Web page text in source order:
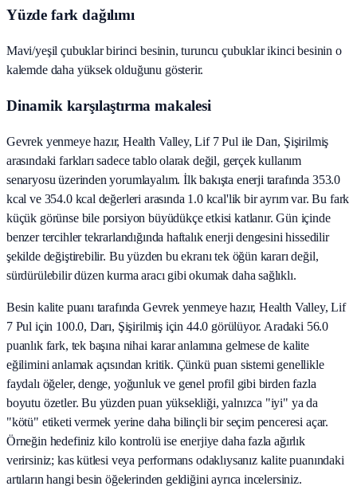
Yüzde fark dağılımı
Mavi/yeşil çubuklar birinci besinin, turuncu çubuklar ikinci besinin o
kalemde daha yüksek olduğunu gösterir.
Dinamik karşılaştırma makalesi
Gevrek yenmeye hazır, Health Valley, Lif 7 Pul ile Darı, Şişirilmiş
arasındaki farkları sadece tablo olarak değil, gerçek kullanım
senaryosu üzerinden yorumlayalım. İlk bakışta enerji tarafında 353.0
kcal ve 354.0 kcal değerleri arasında 1.0 kcal'lik bir ayrım var. Bu fark
küçük görünse bile porsiyon büyüdükçe etkisi katlanır. Gün içinde
benzer tercihler tekrarlandığında haftalık enerji dengesini hissedilir
şekilde değiştirebilir. Bu yüzden bu ekranı tek öğün kararı değil,
sürdürülebilir düzen kurma aracı gibi okumak daha sağlıklı.
Besin kalite puanı tarafında Gevrek yenmeye hazır, Health Valley, Lif
7 Pul için 100.0, Darı, Şişirilmiş için 44.0 görülüyor. Aradaki 56.0
puanlık fark, tek başına nihai karar anlamına gelmese de kalite
eğilimini anlamak açısından kritik. Çünkü puan sistemi genellikle
faydalı öğeler, denge, yoğunluk ve genel profil gibi birden fazla
boyutu özetler. Bu yüzden puan yüksekliği, yalnızca "iyi" ya da
"kötü" etiketi vermek yerine daha bilinçli bir seçim penceresi açar.
Örneğin hedefiniz kilo kontrolü ise enerjiye daha fazla ağırlık
verirsiniz; kas kütlesi veya performans odaklıysanız kalite puanındaki
artıların hangi besin öğelerinden geldiğini ayrıca incelersiniz.